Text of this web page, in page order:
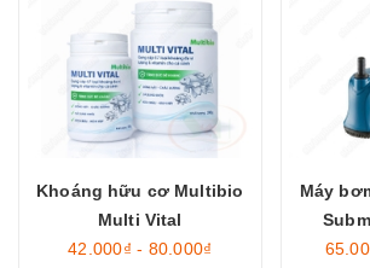
Khoáng hữu cơ Multibio
Multi Vital
42.000₫ - 80.000₫
Máy